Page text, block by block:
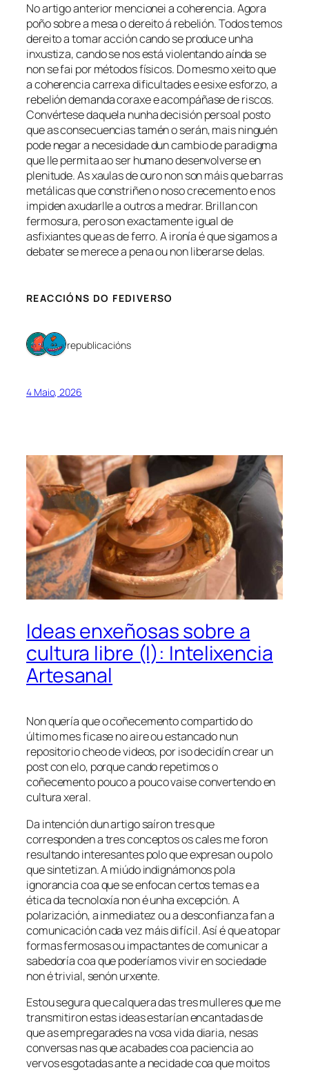
No artigo anterior mencionei a coherencia. Agora
poño sobre a mesa o dereito á rebelión. Todos temos
dereito a tomar acción cando se produce unha
inxustiza, cando se nos está violentando aínda se
non se fai por métodos físicos. Do mesmo xeito que
a coherencia carrexa dificultades e esixe esforzo, a
rebelión demanda coraxe e acompáñase de riscos.
Convértese daquela nunha decisión persoal posto
que as consecuencias tamén o serán, mais ninguén
pode negar a necesidade dun cambio de paradigma
que lle permita ao ser humano desenvolverse en
plenitude. As xaulas de ouro non son máis que barras
metálicas que constriñen o noso crecemento e nos
impiden axudarlle a outros a medrar. Brillan con
fermosura, pero son exactamente igual de
asfixiantes que as de ferro. A ironía é que sigamos a
debater se merece a pena ou non liberarse delas.
REACCIÓNS DO FEDIVERSO
2 republicacións
4 Maio, 2026
Ideas enxeñosas sobre a
cultura libre (I): Intelixencia
Artesanal
Non quería que o coñecemento compartido do
último mes ficase no aire ou estancado nun
repositorio cheo de videos, por iso decidín crear un
post con elo, porque cando repetimos o
coñecemento pouco a pouco vaise convertendo en
cultura xeral.
Da intención dun artigo saíron tres que
corresponden a tres conceptos os cales me foron
resultando interesantes polo que expresan ou polo
que sintetizan. A miúdo indignámonos pola
ignorancia coa que se enfocan certos temas e a
ética da tecnoloxía non é unha excepción. A
polarización, a inmediatez ou a desconfianza fan a
comunicación cada vez máis difícil. Así é que atopar
formas fermosas ou impactantes de comunicar a
sabedoría coa que poderíamos vivir en sociedade
non é trivial, senón urxente.
Estou segura que calquera das tres mulleres que me
transmitiron estas ideas estarían encantadas de
que as empregarades na vosa vida diaria, nesas
conversas nas que acabades coa paciencia ao
vervos esgotadas ante a necidade coa que moitos